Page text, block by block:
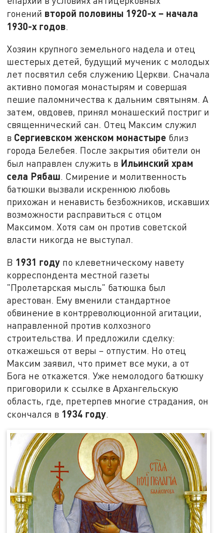
гонений второй половины 1920-х – начала
1930-х годов.
Хозяин крупного земельного надела и отец
шестерых детей, будущий мученик с молодых
лет посвятил себя служению Церкви. Сначала
активно помогая монастырям и совершая
пешие паломничества к дальним святыням. А
затем, овдовев, принял монашеский постриг и
священнический сан. Отец Максим служил
в Сергиевском женском монастыре близ
города Белебея. После закрытия обители он
был направлен служить в Ильинский храм
села Рябаш. Смирение и молитвенность
батюшки вызвали искреннюю любовь
прихожан и ненависть безбожников, искавших
возможности расправиться с отцом
Максимом. Хотя сам он против советской
власти никогда не выступал.
В 1931 году по клеветническому навету
корреспондента местной газеты
"Пролетарская мысль" батюшка был
арестован. Ему вменили стандартное
обвинение в контрреволюционной агитации,
направленной против колхозного
строительства. И предложили сделку:
откажешься от веры – отпустим. Но отец
Максим заявил, что примет все муки, а от
Бога не откажется. Уже немолодого батюшку
приговорили к ссылке в Архангельскую
область, где, претерпев многие страдания, он
скончался в 1934 году.